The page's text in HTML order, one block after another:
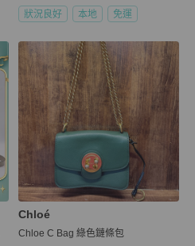
狀況良好 本地 免運
Chloé
Chloe C Bag 綠色鏈條包